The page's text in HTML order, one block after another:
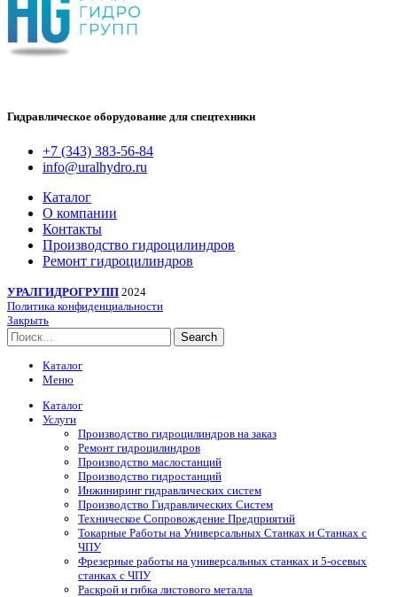
Гидравлическое оборудование для спецтехники
+7 (343) 383-56-84
info@uralhydro.ru
Каталог
О компании
Контакты
Производство гидроцилиндров
Ремонт гидроцилиндров
УРАЛГИДРОГРУПП 2024
Политика конфиденциальности
Закрыть
Search
Каталог
Меню
Каталог
Услуги
Производство гидроцилиндров на заказ
Ремонт гидроцилиндров
Производство маслостанций
Производство гидростанций
Инжиниринг гидравлических систем
Производство Гидравлических Систем
Техническое Сопровождение Предприятий
Токарные Работы на Универсальных Станках и Станках с
ЧПУ
Фрезерные работы на универсальных станках и 5-осевых
станках с ЧПУ
Раскрой и гибка листового металла